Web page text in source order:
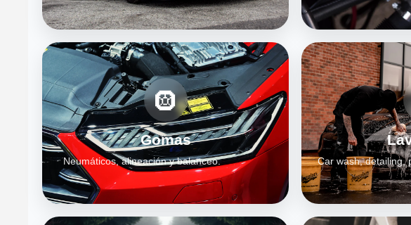
🛞
Gomas
Neumáticos, alineación y balanceo. Car wash, detailing,